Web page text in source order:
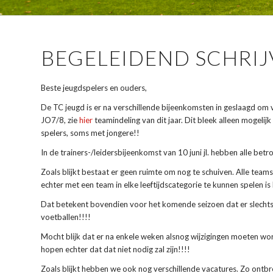
BEGELEIDEND
Beste jeugdspelers en ouders,
De TC jeugd is er na verschillende bijeenkomsten in geslaagd
JO7/8, ziehierteamindeling van dit jaar. Dit bleek alleen
spelers, soms met jongere!!
In de trainers-/leidersbijeenkomst van 10 juni jl. hebben alle
Zoals blijkt bestaat er geen ruimte om nog te schuiven. Alle
echter met een team in elke leeftijdscategorie te kunnen spelen
Dat betekent bovendien voor het komende seizoen dat er slechts
voetballen!!!!
Mocht blijk dat er na enkele weken alsnog wijzigingen moeten
hopen echter dat dat niet nodig zal zijn!!!!
Zoals blijkt hebben we ook nog verschillende vacatures. Zo